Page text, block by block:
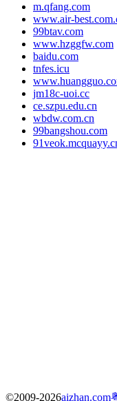
m.qfang.com
www.air-
99btav.com
www.hzggfw.com
baidu.com
tnfes.icu
jm18c-uoi.cc
ce.szpu.edu.cn
wbdw.com.cn
99bangshou.com
©2009-2026aizhan.com